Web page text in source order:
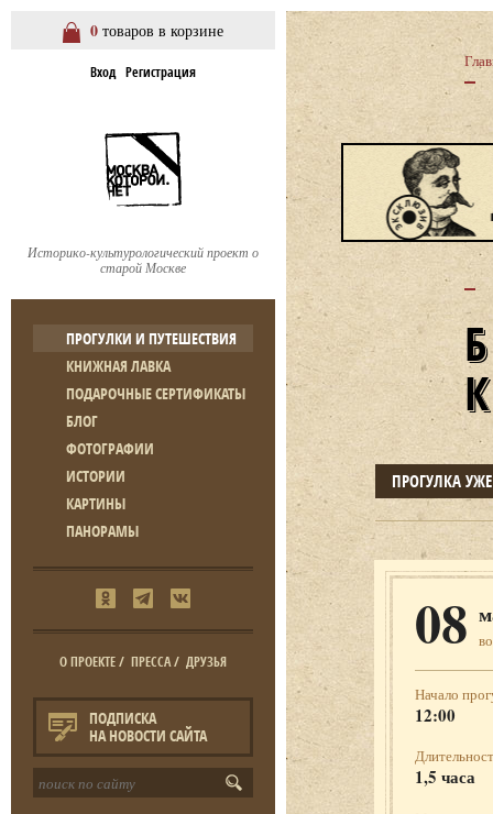
0 товаров в корзине
Вход Регистрация
Историко-культурологический проект о
старой Москве
ПРОГУЛКИ И ПУТЕШЕСТВИЯ
КНИЖНАЯ ЛАВКА
ПОДАРОЧНЫЕ СЕРТИФИКАТЫ
БЛОГ
ФОТОГРАФИИ
ИСТОРИИ
КАРТИНЫ
ПАНОРАМЫ
О ПРОЕКТЕ/ ПРЕССА/ ДРУЗЬЯ
ПОДПИСКА
НА НОВОСТИ САЙТА
ПРОГУЛКА
08
Начало
12:00
1,5 часа